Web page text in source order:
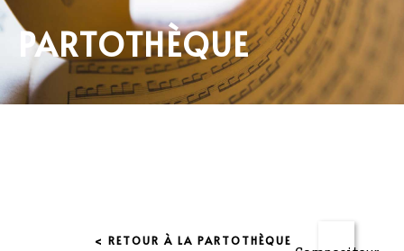
PARTOTHÈQUE
< RETOUR À LA PARTOTHÈQUE